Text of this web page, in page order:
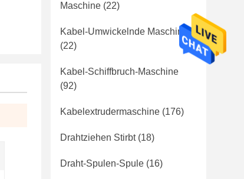
Maschine (22)
Kabel-Umwickelnde Maschine
(22)
Kabel-Schiffbruch-Maschine
(92)
Kabelextrudermaschine (176)
Drahtziehen Stirbt(18)
Draht-Spulen-Spule (16)